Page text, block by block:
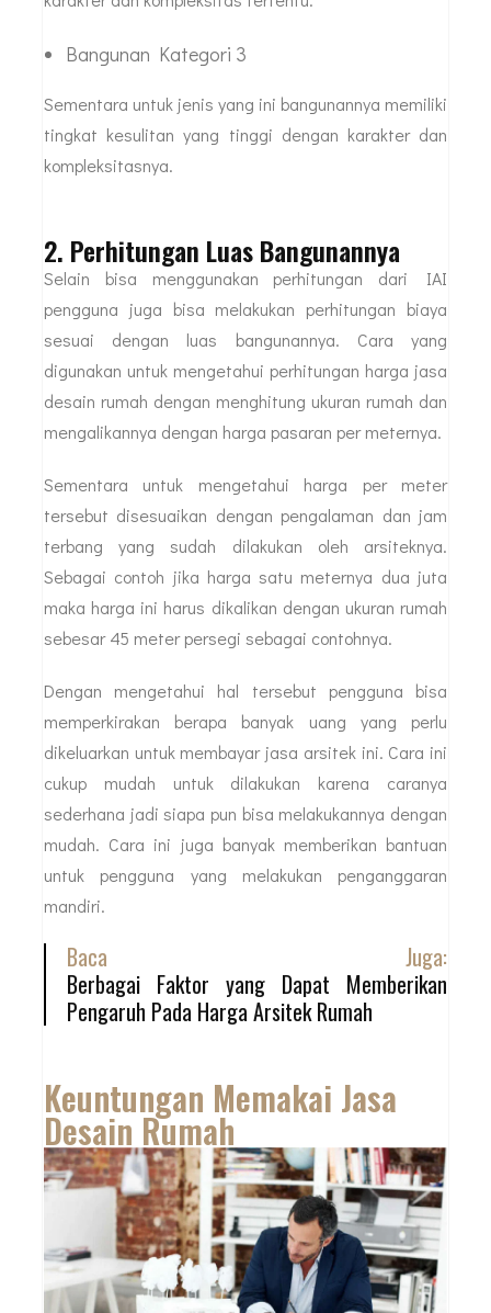
Bangunan Kategori 3
Sementara untuk jenis yang ini bangunannya memiliki
tingkat kesulitan yang tinggi dengan karakter dan
kompleksitasnya.
2. Perhitungan Luas Bangunannya
Selain bisa menggunakan perhitungan dari IAI
pengguna juga bisa melakukan perhitungan biaya
sesuai dengan luas bangunannya. Cara yang
digunakan untuk mengetahui perhitungan harga jasa
desain rumah dengan menghitung ukuran rumah dan
mengalikannya dengan harga pasaran per meternya.
Sementara untuk mengetahui harga per meter
tersebut disesuaikan dengan pengalaman dan jam
terbang yang sudah dilakukan oleh arsiteknya.
Sebagai contoh jika harga satu meternya dua juta
maka harga ini harus dikalikan dengan ukuran rumah
sebesar 45 meter persegi sebagai contohnya.
Dengan mengetahui hal tersebut pengguna bisa
memperkirakan berapa banyak uang yang perlu
dikeluarkan untuk membayar jasa arsitek ini. Cara ini
cukup mudah untuk dilakukan karena caranya
sederhana jadi siapa pun bisa melakukannya dengan
mudah. Cara ini juga banyak memberikan bantuan
untuk pengguna yang melakukan penganggaran
mandiri.
Baca Juga:
Berbagai Faktor yang Dapat Memberikan
Pengaruh Pada Harga Arsitek Rumah
Keuntungan Memakai Jasa
Desain Rumah